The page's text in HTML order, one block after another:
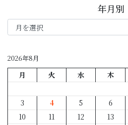
年月別
年
月
2026年8月
月 火 水 木
3
4 5 6
10
11 12 13